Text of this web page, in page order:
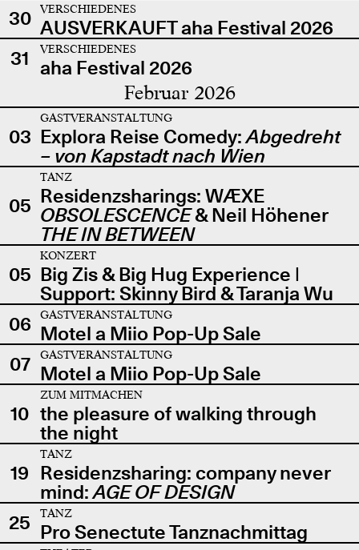
30
VERSCHIEDENES
AUSVERKAUFT aha Festival 2026
31
VERSCHIEDENES
aha Festival 2026
Februar 2026
03
GASTVERANSTALTUNG
Explora Reise Comedy:Abgedreht
– von Kapstadt nach Wien
05
TANZ
Residenzsharings: WÆXE
OBSOLESCENCE& Neil Höhener
THE IN BETWEEN
05
KONZERT
Big Zis & Big Hug Experience |
Support: Skinny Bird & Taranja Wu
06
GASTVERANSTALTUNG
Motel a Miio Pop-Up Sale
07
GASTVERANSTALTUNG
Motel a Miio Pop-Up Sale
10
ZUM MITMACHEN
the pleasure of walking through
the night
19
TANZ
Residenzsharing: company never
mind:AGE OF DESIGN
25
TANZ
Pro Senectute Tanznachmittag